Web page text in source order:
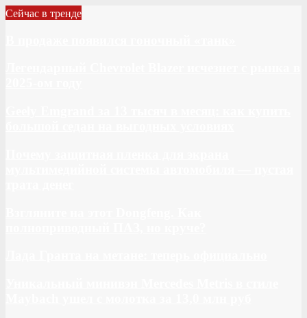
Сейчас в тренде